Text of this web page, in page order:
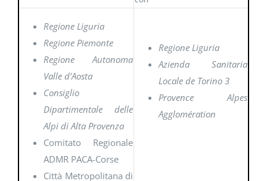
Regione Liguria
Regione Piemonte
Regione Autonoma
Valle d’Aosta
Consiglio
Dipartimentale delle
Alpi di Alta Provenza
Comitato Regionale
ADMR PACA-Corse
Città Metropolitana di
Regione Liguria
Azienda Sanitaria
Locale de Torino 3
Provence Alpes
Agglomération